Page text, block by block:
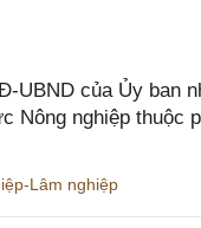
UBND của Ủy ban
Nông nghiệp thuộc
Lâm nghiệp